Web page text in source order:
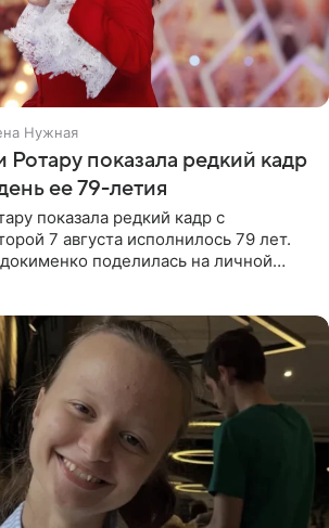
Нужная
показала редкий кадр
ее 79-летия
показала редкий кадр с
7 августа исполнилось 79 лет.
поделилась на личной